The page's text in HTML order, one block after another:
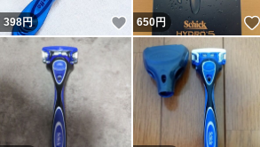
398円 いいね！
650円